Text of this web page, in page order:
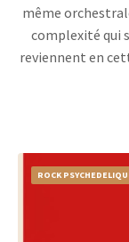
même
complexité qui
reviennent en
ROCK